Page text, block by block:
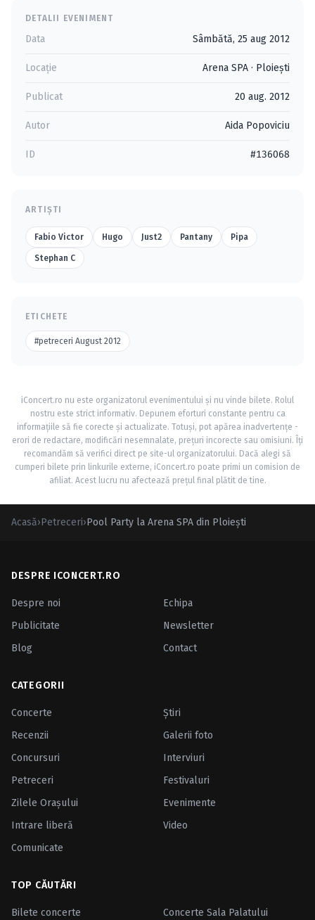
DETALII EVENIMENT
Data Sâmbătă, 25 aug 2012
Locație Arena SPA · Ploieşti
Publicat 20 aug. 2012
Autor Aida Popoviciu
ID #136068
ARTIȘTI
Fabio Victor Hugo Just2 Pantany Pipa
Stephan C
ETICHETE
#petreceri August 2012
iConcert.ro nu este organizatorul evenimentului și nu vinde bilete. Rolul
nostru este strict informativ. Depunem eforturi constante pentru ca
informațiile să fie corecte și actualizate. Totuși, pot apărea inadvertențe -
erori de redactare, modificări nesemnalate, prețuri incorecte sau omisiuni. Îți
recomandăm să verifici direct pe site-ul organizatorului. Dacă alegi să
cumperi bilete prin linkurile externe, iConcert.ro poate primi un comision de
afiliat. Acest lucru nu afectează prețul final plătit de tine.
Acasă›Petreceri›Pool Party la Arena SPA din Ploieşti
DESPRE ICONCERT.RO
Despre noi
Echipa
Publicitate
Newsletter
Blog
Contact
CATEGORII
Concerte
Ştiri
Recenzii
Galerii foto
Concursuri
Interviuri
Petreceri
Festivaluri
Zilele Oraşului
Evenimente
Intrare liberă
Video
Comunicate
TOP CĂUTĂRI
Bilete concerte Concerte Sala Palatului